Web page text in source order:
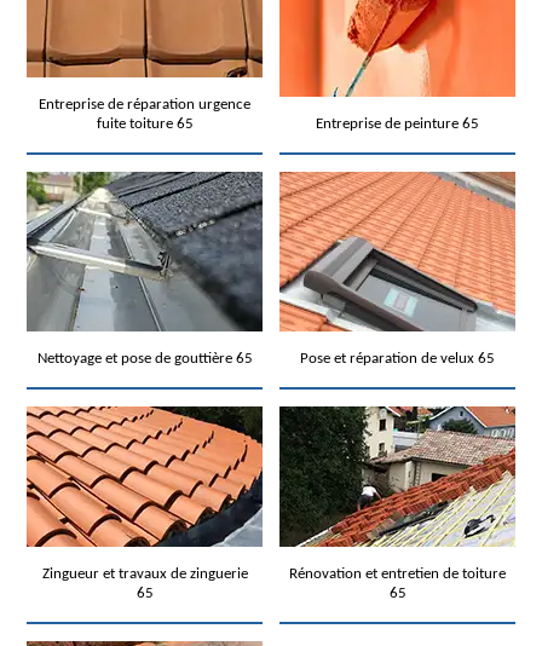
Entreprise de réparation urgence
fuite toiture 65
Entreprise de peinture 65
Nettoyage et pose de gouttière 65 Pose et réparation de velux 65
Zingueur et travaux de zinguerie
65
Rénovation et entretien de toiture
65